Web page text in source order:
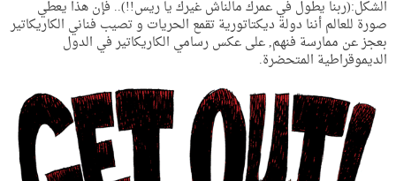
الشكل:(ربنا يطول في عمرك مالناش غيرك يا ريس!!).. فإن هذا يعطي
صورة للعالم أننا دولة ديكتاتورية تقمع الحريات و تصيب فناني الكاريكاتير
بعجز عن ممارسة فنهم, على عكس رسامي الكاريكاتير في الدول
الديموقراطية المتحضرة.